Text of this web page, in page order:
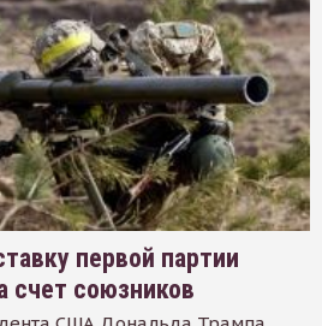
первой партии
счет союзников